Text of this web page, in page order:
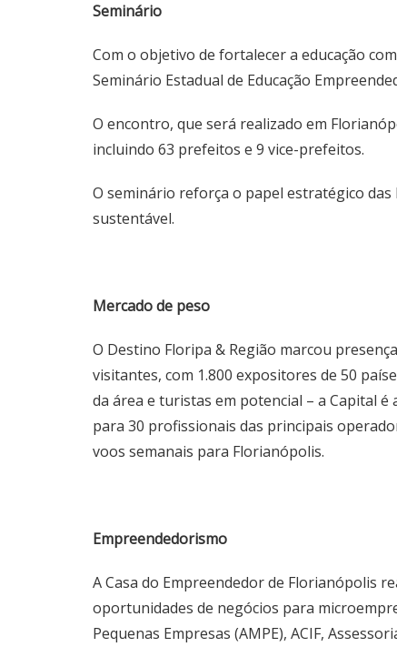
Seminário
Com o objetivo de fortalecer a educação
Seminário Estadual de Educação
O encontro, que será realizado em
incluindo 63 prefeitos e 9 vice-prefeitos.
O seminário reforça o papel estratégico
sustentável.
Mercado de peso
O Destino Floripa & Região marcou
visitantes, com 1.800 expositores de 50
da área e turistas em potencial – a Capital
para 30 profissionais das principais
voos semanais para Florianópolis.
Empreendedorismo
A Casa do Empreendedor de Florianópolis
oportunidades de negócios para
Pequenas Empresas (AMPE), ACIF,